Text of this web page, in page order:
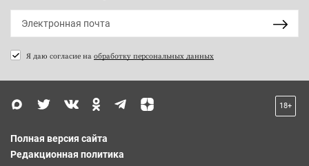
Я даю согласие на обработку персональных данных
18+
Полная версия сайта
Редакционная политика